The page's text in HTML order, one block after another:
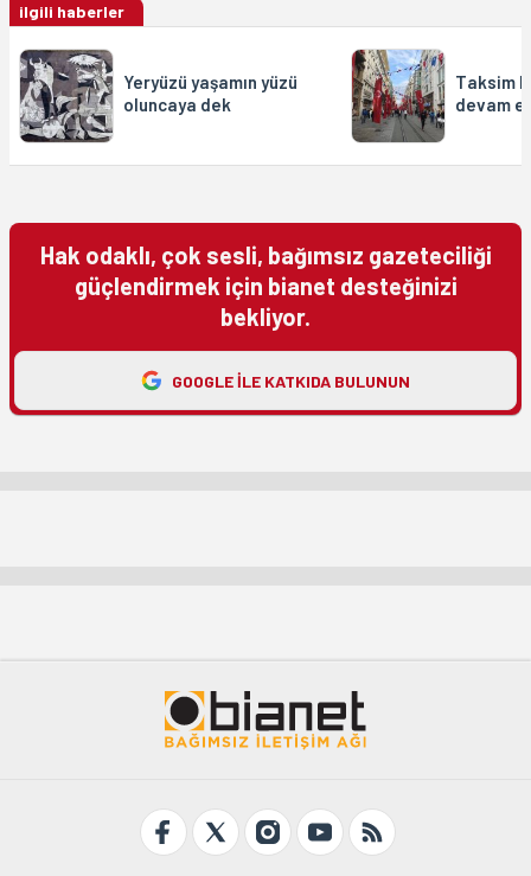
ilgili haberler
Yeryüzü yaşamın yüzü
oluncaya dek
Taksim
devam
Hak odaklı, çok sesli, bağımsız gazeteciliği
güçlendirmek için bianet desteğinizi
bekliyor.
GOOGLE ILE KATKIDA BULUNUN